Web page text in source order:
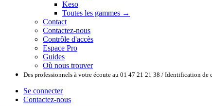
Keso
Toutes les gammes →
Contact
Contactez-nous
Contrôle d'accès
Espace Pro
Guides
Où nous trouver
Des professionnels à votre écoute au 01 47 21 21 38 / Identification
Se connecter
Contactez-nous